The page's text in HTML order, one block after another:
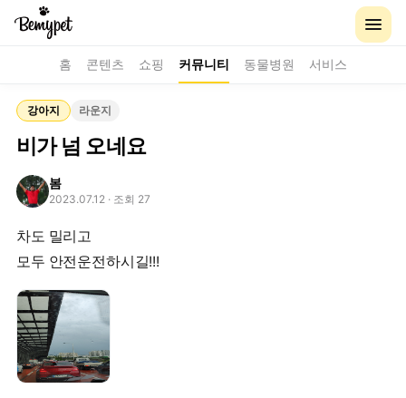
홈 콘텐츠 쇼핑 커뮤니티 동물병원 서비스
강아지 라운지
비가 넘 오네요
봄
2023.07.12 · 조회 27
차도 밀리고
모두 안전운전하시길!!!